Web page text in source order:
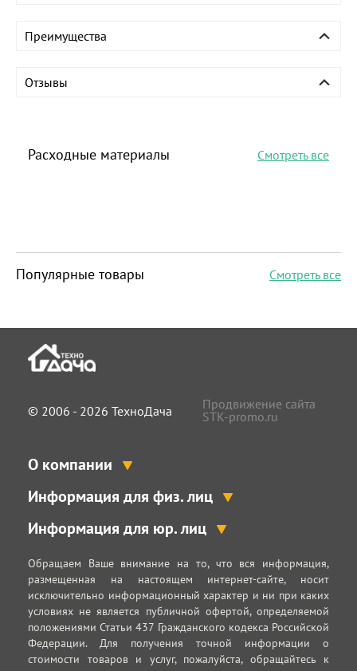
Преимущества
Отзывы
Расходные материалы Смотреть все
Популярные товары Смотреть все
© 2006 - 2026 ТехноДача
Продвижение сайта
STK-promo.ru
О компании
Информация для физ. лиц
Информация для юр. лиц
Обращаем Ваше внимание на то, что вся информация,
размещенная на настоящем интернет-сайте, носит
исключительно информационный характер и ни при каких
условиях не является публичной офертой, определяемой
положениями Статьи 437 Гражданского кодекса Российской
Федерации. Для получения точной информации о
стоимости товаров и услуг, пожалуйста, обращайтесь к